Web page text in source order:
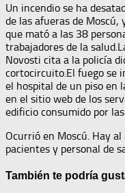
Un incendio se ha
de las afueras de Moscú,
que mató a las 38
trabajadores de la
Novosti cita a la policía
cortocircuito.El fuego se
el hospital de un piso en
en el sitio web de los
edificio consumido por
Ocurrió en Moscú. Hay
pacientes y personal de
También te podría